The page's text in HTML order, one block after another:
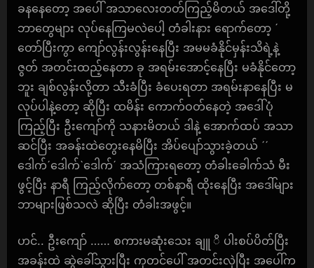
ခနနေတော့ အပေါ် အသာလေးတတ်ကြည့်မိတယ် အဒေါ်တို့
ဘာတွေများ လုပ်နေကြမလဲပေါ့ တံခါးနား ရောက်တော့ ´
တော်ပြီးကွာ ကျော်လွန်းလွန်းနေပြီး အမမခံနိုင်မှန်းသိရဲ့နဲ့
ဇွတ် အတင်းထည့်နေတာ ခု အရမ်းအောင့်နေပြီး မခံနိုင်တော့
ဘူး ချစ်လွန်းလို့တာ သီးခံပြီး ခံပေးရတာ အရမ်းနာနေပြီး မ
လုပ်ပါနဲ့တော့ ဆိုပြီး ထမိန်း ကောက်ဝတ်နေတဲ့ အဒေါ်ပုံ
ကြည့်ပြီး ဦးကျော်ကို သနားမိတယ် ဒါနဲ့ အောက်ထပ် အသာ
ဆင်ပြီး အခန်းထဲတွေးနေမိပြီး အိပ်ပျော်သွားခဲ့တယ် ´´
ဒေါက်´ဒေါက်`ဒေါက်´ အသံကြားရတော့ တံခါးခေါက်သံ မီး
ဖွင့်ပြီး နာရီ ကြည့်လိုက်တော့ တစ်နာရီ ထိုးနေပြီး အဒေါ်များ
ဘာများဖြစ်သလဲ ဆိုပြီး တံခါးအဖွင့်။
ဟင်.. ဦးကျော် …… စကားမဆုံးသေး ချူ ိ ပါးစပ်ပိတ်ပြီး
အခန်းထဲ ဆွဲခေါ်သွားပြီး ကုတင်ပေါ် အတင်းလှဲပြီး အပေါ်က